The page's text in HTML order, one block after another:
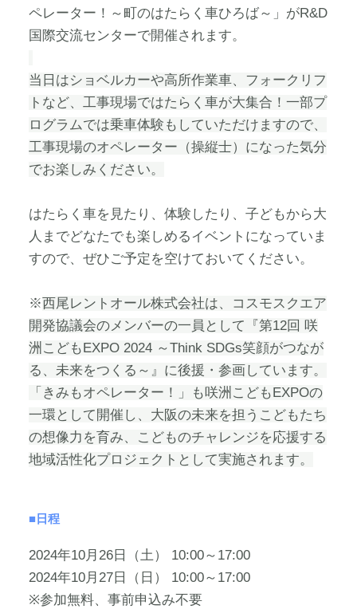
ペレーター！～町のはたらく車ひろば～」がR&D
国際交流センターで開催されます。
当日はショベルカーや高所作業車、フォークリフ
トなど、工事現場ではたらく車が大集合！一部プ
ログラムでは乗車体験もしていただけますので、
工事現場のオペレーター（操縦士）になった気分
でお楽しみください。
はたらく車を見たり、体験したり、子どもから大
人までどなたでも楽しめるイベントになっていま
すので、ぜひご予定を空けておいてください。
※西尾レントオール株式会社は、コスモスクエア
開発協議会のメンバーの一員として『第12回 咲
洲こどもEXPO 2024 ～Think SDGs笑顔がつなが
る、未来をつくる～』に後援・参画しています。
「きみもオペレーター！」も咲洲こどもEXPOの
一環として開催し、大阪の未来を担うこどもたち
の想像力を育み、こどものチャレンジを応援する
地域活性化プロジェクトとして実施されます。
■日程
2024年10月26日（土） 10:00～17:00
2024年10月27日（日） 10:00～17:00
※参加無料、事前申込み不要